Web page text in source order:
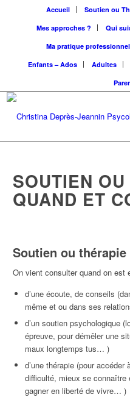
Accueil Soutien ou
Mes approches ?
Qui
Ma pratique
Enfants – Ados
Adultes
SOUTIEN
QUAND ET
Soutien ou
On vient consulter quand on est
d’une écoute, de conseils
même et ou dans ses
d’un soutien psychologique
épreuve, pour démêler une
maux longtemps tus… )
d’une thérapie (pour
difficulté, mieux se connaître
gagner en liberté de vivre… )